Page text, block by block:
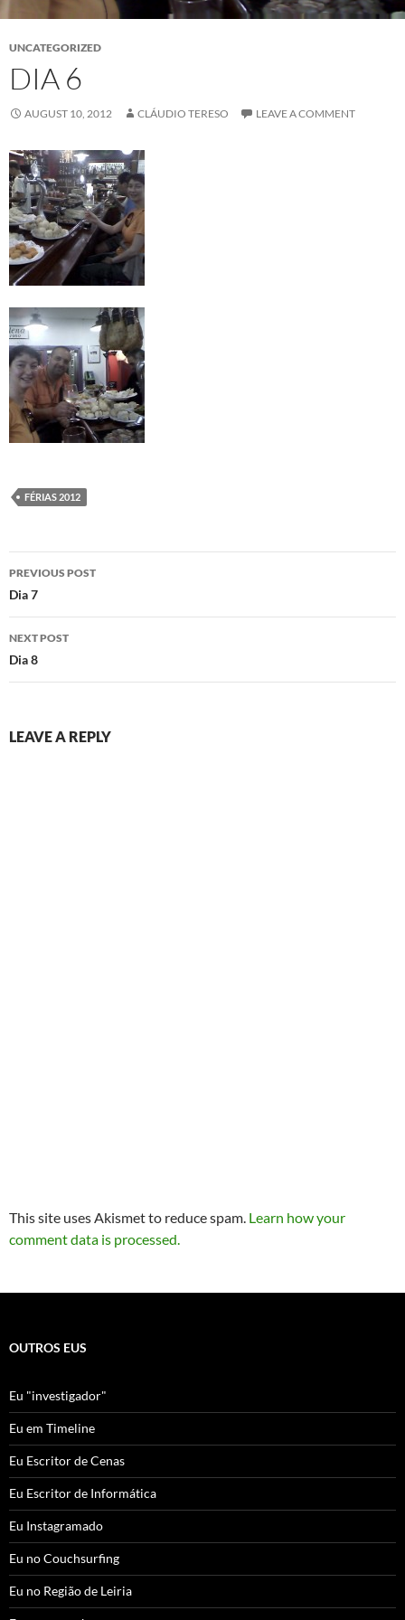
UNCATEGORIZED
DIA 6
AUGUST 10, 2012 CLÁUDIO TERESO LEAVE A COMMENT
FÉRIAS 2012
Post
navigation
PREVIOUS POST
Dia 7
NEXT POST
Dia 8
LEAVE A REPLY
This site uses Akismet to reduce spam. Learn how your
comment data is processed.
OUTROS EUS
Eu "investigador"
Eu em Timeline
Eu Escritor de Cenas
Eu Escritor de Informática
Eu Instagramado
Eu no Couchsurfing
Eu no Região de Leiria